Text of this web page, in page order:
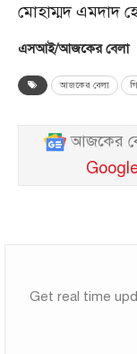
মোহাম্মদ এমদাদ
এসআই/আজকের বেলা
আজকের বেলা
আজকের
Get real time